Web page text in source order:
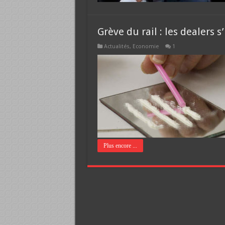
Grève du rail : les dealers
Actualités, Economie 1
Plus encore ...